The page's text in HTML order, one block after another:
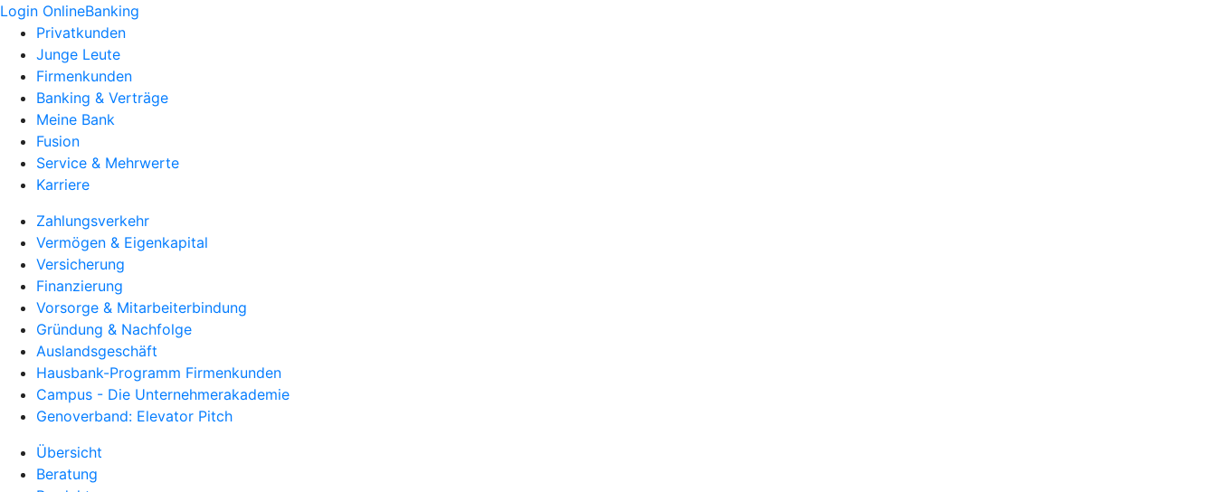
Login OnlineBanking
Privatkunden
Junge Leute
Firmenkunden
Banking & Verträge
Meine Bank
Fusion
Service & Mehrwerte
Karriere
Zahlungsverkehr
Vermögen & Eigenkapital
Versicherung
Finanzierung
Vorsorge & Mitarbeiterbindung
Gründung & Nachfolge
Auslandsgeschäft
Hausbank-Programm Firmenkunden
Campus - Die Unternehmerakademie
Genoverband: Elevator Pitch
Übersicht
Beratung